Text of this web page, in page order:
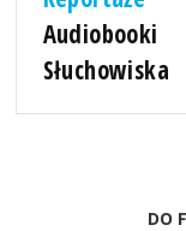
Audiobooki
Słuchowiska
DO